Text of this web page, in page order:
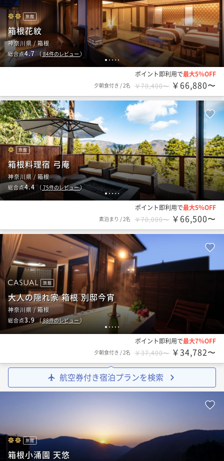
1 2345
旅館
箱根花紋
神奈川県 / 箱根
総合点4.7 （84件のレビュー ）
ポイント即利用で最大5％OFF
夕朝食付き /2名 ￥70,400〜 ￥66,880〜
123 45
旅館
箱根料理宿 弓庵
神奈川県 / 箱根
総合点4.4（ 75件のレビュー）
ポイント即利用で最大5％OFF
素泊まり /2名 ￥70,000〜 ￥66,500〜
1 2 3 4 5
旅館
大人の隠れ家 箱根 別邸今宵
神奈川県 / 箱根
総合点3.9（88件のレビュー）
ポイント即利用で最大7％OFF
夕朝食付き /2名 ￥37,400〜 ￥34,782〜
航空券付き宿泊プランを検索
旅館
箱根小涌園 天悠